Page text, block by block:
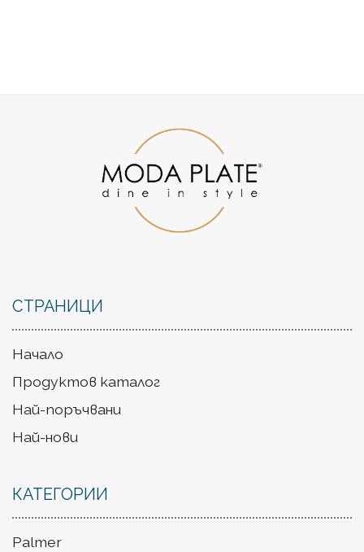
СТРАНИЦИ
Начало
Продуктов каталог
Най-поръчвани
Най-нови
КАТЕГОРИИ
Palmer